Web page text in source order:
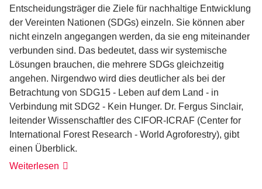
Entscheidungsträger die Ziele für nachhaltige Entwicklung
der Vereinten Nationen (SDGs) einzeln. Sie können aber
nicht einzeln angegangen werden, da sie eng miteinander
verbunden sind. Das bedeutet, dass wir systemische
Lösungen brauchen, die mehrere SDGs gleichzeitig
angehen. Nirgendwo wird dies deutlicher als bei der
Betrachtung von SDG15 - Leben auf dem Land - in
Verbindung mit SDG2 - Kein Hunger. Dr. Fergus Sinclair,
leitender Wissenschaftler des CIFOR-ICRAF (Center for
International Forest Research - World Agroforestry), gibt
einen Überblick.
Weiterlesen